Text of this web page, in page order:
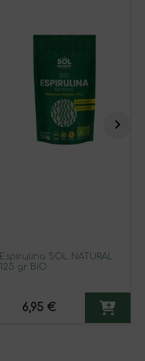
Espirulina SOL NATURAL
125 gr BIO
6,95 €